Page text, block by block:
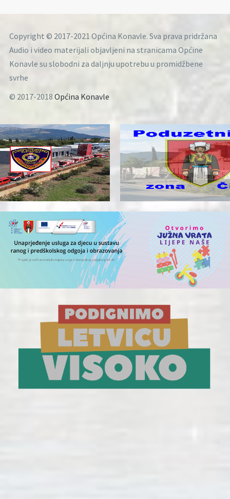
Copyright © 2017-2021 Općina Konavle. Sva prava pridržana
Audio i video materijali objavljeni na stranicama Općine
Konavle su slobodni za daljnju upotrebu u promidžbene
svrhe
© 2017-2018 Općina Konavle